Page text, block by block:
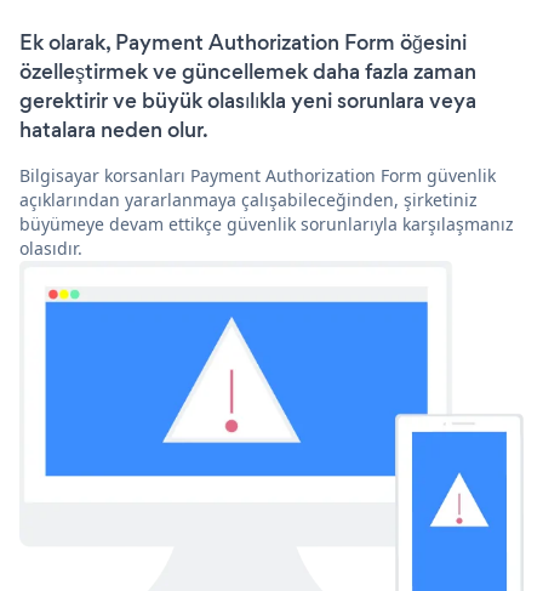
Ek olarak, Payment Authorization Form öğesini
özelleştirmek ve güncellemek daha fazla zaman
gerektirir ve büyük olasılıkla yeni sorunlara veya
hatalara neden olur.
Bilgisayar korsanları Payment Authorization Form güvenlik
açıklarından yararlanmaya çalışabileceğinden, şirketiniz
büyümeye devam ettikçe güvenlik sorunlarıyla karşılaşmanız
olasıdır.